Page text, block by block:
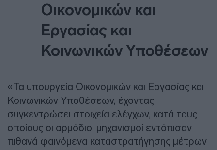
Οικονομικών και
Εργασίας και
Κοινωνικών Υποθέσεων
«Τα υπουργεία Οικονομικών και Εργασίας και
Κοινωνικών Υποθέσεων, έχοντας
συγκεντρώσει στοιχεία ελέγχων, κατά τους
οποίους οι αρμόδιοι μηχανισμοί εντόπισαν
πιθανά φαινόμενα καταστρατήγησης μέτρων